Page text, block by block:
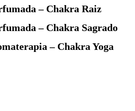
– Chakra Raiz
– Chakra Sagrado
– Chakra Yoga